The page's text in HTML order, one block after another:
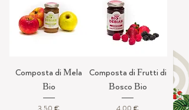
1
0
G
r
i
G
r
a
i
Composta di Mela
Bio
Prezzo
Composta di Frutti di
Bosco Bio
Prezzo